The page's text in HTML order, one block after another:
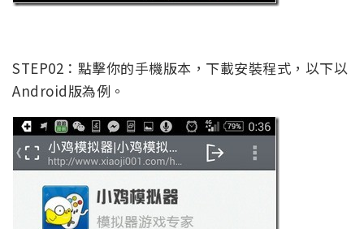
STEP02：點擊你的手機版本，下載安裝程式，以下以
Android版為例。